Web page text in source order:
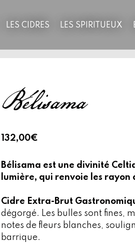
LES CIDRES LES SPIRITUEUX
Bélisama
132,00€
Bélisama est une divinité
lumière, qui renvoie les rayon
Cidre Extra-Brut
dégorgé. Les bulles sont fines,
notes de fleurs blanches,
barrique.